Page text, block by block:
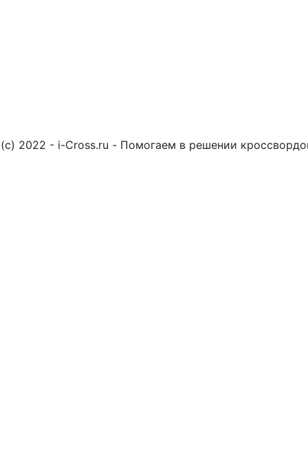
(c) 2022 - i-Cross.ru - Помогаем в решении